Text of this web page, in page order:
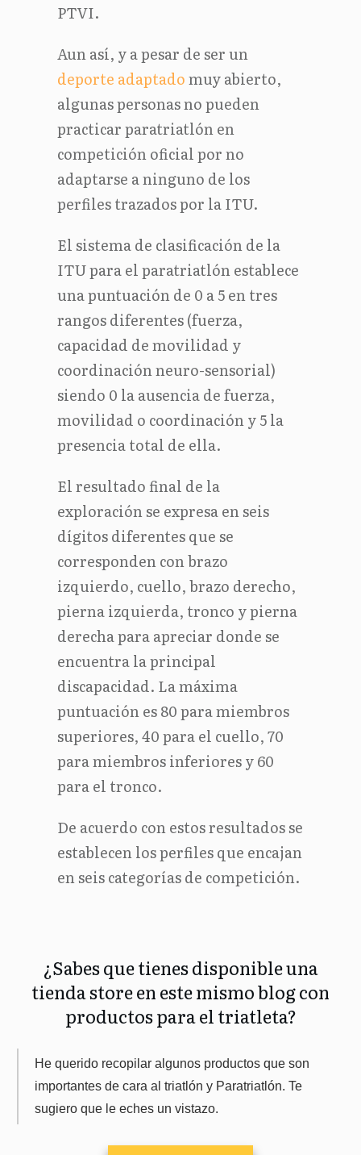
PTVI.
Aun así, y a pesar de ser un
deporte adaptadomuy abierto,
algunas personas no pueden
practicar paratriatlón en
competición oficial por no
adaptarse a ninguno de los
perfiles trazados por la ITU.
El sistema de clasificación de la
ITU para el paratriatlón establece
una puntuación de 0 a 5 en tres
rangos diferentes (fuerza,
capacidad de movilidad y
coordinación neuro-sensorial)
siendo 0 la ausencia de fuerza,
movilidad o coordinación y 5 la
presencia total de ella.
El resultado final de la
exploración se expresa en seis
dígitos diferentes que se
corresponden con brazo
izquierdo, cuello, brazo derecho,
pierna izquierda, tronco y pierna
derecha para apreciar donde se
encuentra la principal
discapacidad. La máxima
puntuación es 80 para miembros
superiores, 40 para el cuello, 70
para miembros inferiores y 60
para el tronco.
De acuerdo con estos resultados se
establecen los perfiles que encajan
en seis categorías de competición.
¿Sabes que tienes disponible una
tienda store en este mismo blog con
productos para el triatleta?
He querido recopilar algunos productos que son
importantes de cara al triatlón y Paratriatlón. Te
sugiero que le eches un vistazo.